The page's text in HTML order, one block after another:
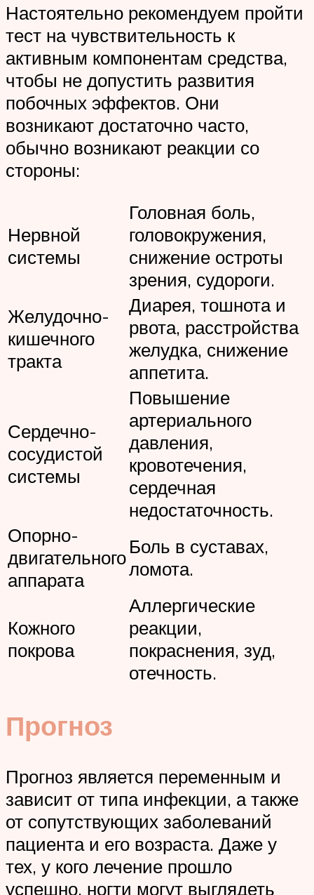
Настоятельно рекомендуем пройти
тест на чувствительность к
активным компонентам средства,
чтобы не допустить развития
побочных эффектов. Они
возникают достаточно часто,
обычно возникают реакции со
стороны:
Нервной
системы
Головная боль,
головокружения,
снижение остроты
зрения, судороги.
Желудочно-
кишечного
тракта
Диарея, тошнота и
рвота, расстройства
желудка, снижение
аппетита.
Сердечно-
сосудистой
системы
Повышение
артериального
давления,
кровотечения,
сердечная
недостаточность.
Опорно-
двигательного
аппарата
Боль в суставах,
ломота.
Кожного
покрова
Аллергические
реакции,
покраснения, зуд,
отечность.
Прогноз
Прогноз является переменным и
зависит от типа инфекции, а также
от сопутствующих заболеваний
пациента и его возраста. Даже у
тех, у кого лечение прошло
успешно, ногти могут выглядеть